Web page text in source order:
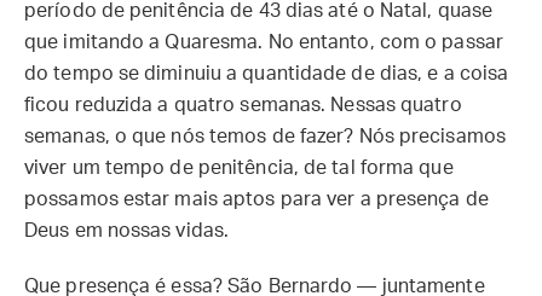
período de penitência de 43 dias até o Natal, quase
que imitando a Quaresma. No entanto, com o passar
do tempo se diminuiu a quantidade de dias, e a coisa
ficou reduzida a quatro semanas. Nessas quatro
semanas, o que nós temos de fazer? Nós precisamos
viver um tempo de penitência, de tal forma que
possamos estar mais aptos para ver a presença de
Deus em nossas vidas.
Que presença é essa? São Bernardo — juntamente